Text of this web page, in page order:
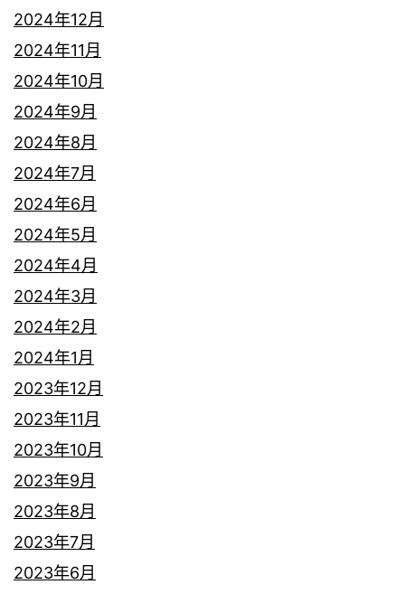
2024年12月
2024年11月
2024年10月
2024年9月
2024年8月
2024年7月
2024年6月
2024年5月
2024年4月
2024年3月
2024年2月
2024年1月
2023年12月
2023年11月
2023年10月
2023年9月
2023年8月
2023年7月
2023年6月